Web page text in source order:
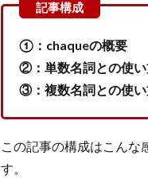
①：chaqueの概要
②：単数名詞との使
③：複数名詞との使
この記事の構成はこんな
す。